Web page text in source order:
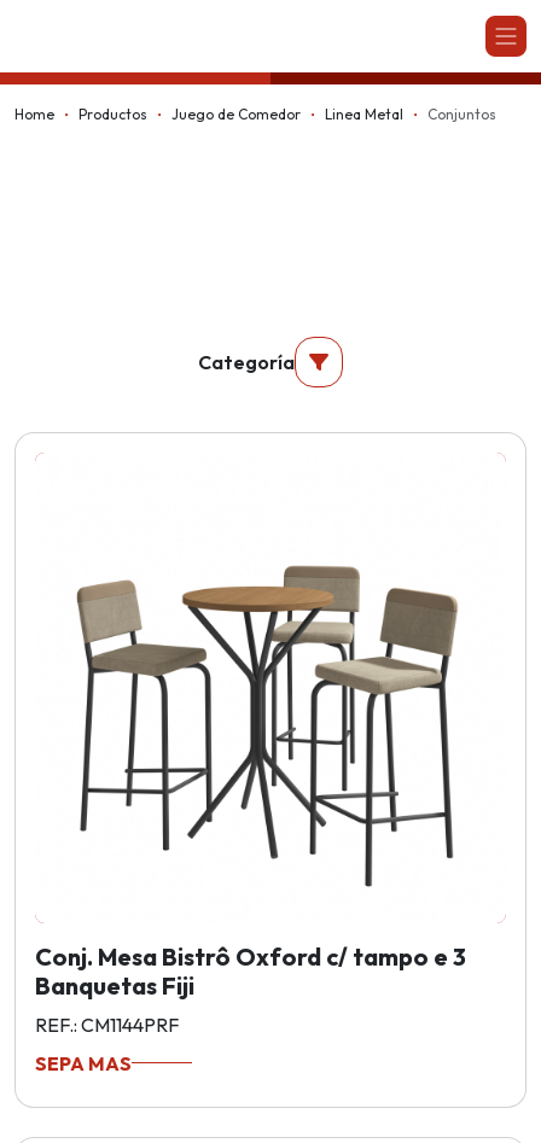
Home Productos Juego de Comedor Linea Metal Conjuntos
Categoría
Conj. Mesa Bistrô Oxford c/ tampo e 3
Banquetas Fiji
REF.: CM1144PRF
SEPA MAS